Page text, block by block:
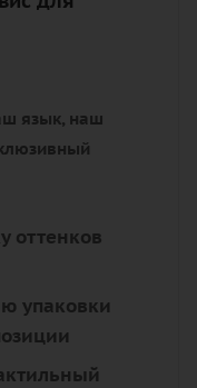
язык, наш
оттенков
упаковки